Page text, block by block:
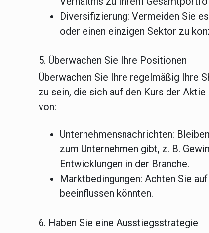
Diversifizierung: Vermeiden Sie
oder einen einzigen Sektor zu
5. Überwachen Sie Ihre Positionen
Überwachen Sie Ihre regelmäßig Ihre
zu sein, die sich auf den Kurs der
von:
Unternehmensnachrichten:
zum Unternehmen gibt, z. B.
Entwicklungen in der Branche.
Marktbedingungen: Achten Sie
beeinflussen könnten.
6. Haben Sie eine Ausstiegsstrategie